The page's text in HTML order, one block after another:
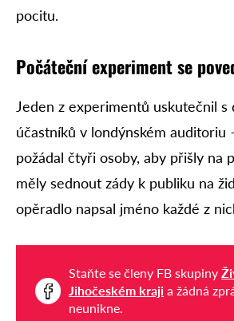
pocitu.
Počáteční experiment se
Jeden z experimentů uskutečnil s
účastníků v londýnském auditoriu
požádal čtyři osoby, aby přišly na
měly sednout zády k publiku na
opěradlo napsal jméno každé z
Staňte se členy FB skupiny
Jihočeském kraji a žádná
neunikne.